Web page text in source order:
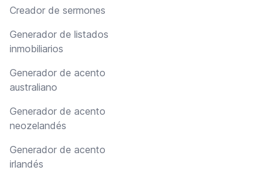
Creador de sermones
Generador de listados
inmobiliarios
Generador de acento
australiano
Generador de acento
neozelandés
Generador de acento
irlandés